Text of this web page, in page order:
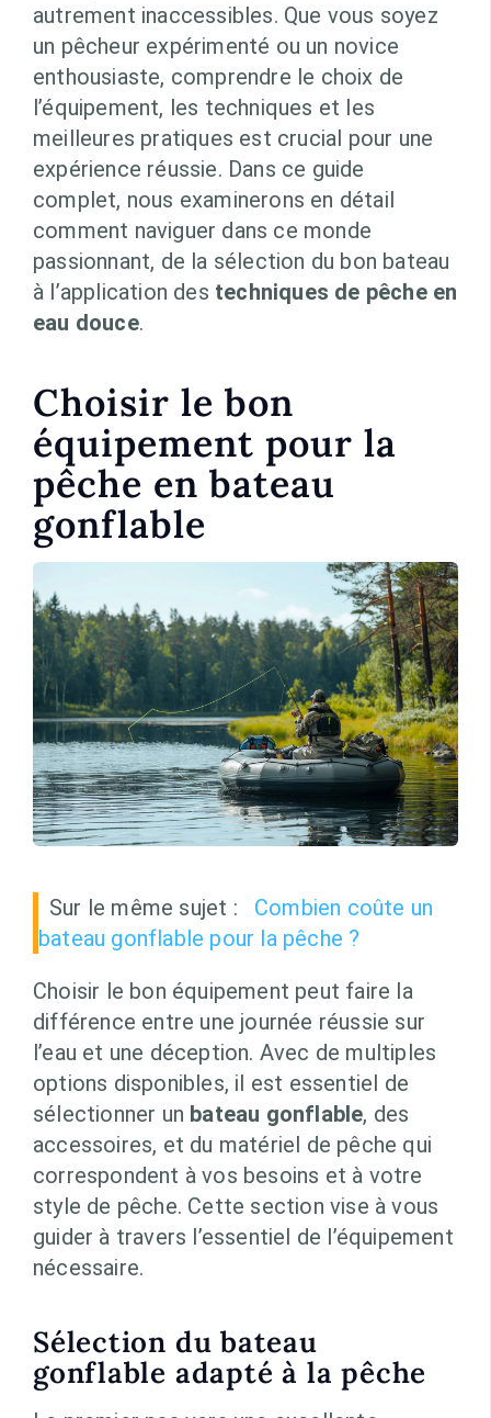
autrement inaccessibles. Que vous soyez
un pêcheur expérimenté ou un novice
enthousiaste, comprendre le choix de
l’équipement, les techniques et les
meilleures pratiques est crucial pour une
expérience réussie. Dans ce guide
complet, nous examinerons en détail
comment naviguer dans ce monde
passionnant, de la sélection du bon bateau
à l’application des techniques de pêche en
eau douce.
Choisir le bon
équipement pour la
pêche en bateau
gonflable
Sur le même sujet :
Combien coûte un
bateau gonflable pour la pêche ?
Choisir le bon équipement peut faire la
différence entre une journée réussie sur
l’eau et une déception. Avec de multiples
options disponibles, il est essentiel de
sélectionner un bateau gonflable, des
accessoires, et du matériel de pêche qui
correspondent à vos besoins et à votre
style de pêche. Cette section vise à vous
guider à travers l’essentiel de l’équipement
nécessaire.
Sélection du bateau
gonflable adapté à la pêche